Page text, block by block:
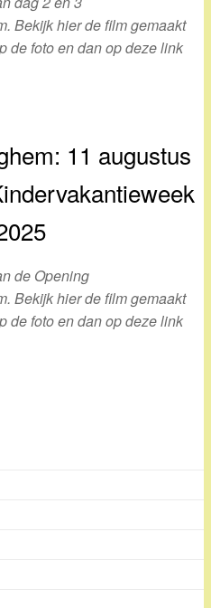
Bekijk hier de film gemaakt
de foto en dan op deze link
11 augustus
de Opening
Bekijk hier de film gemaakt
de foto en dan op deze link